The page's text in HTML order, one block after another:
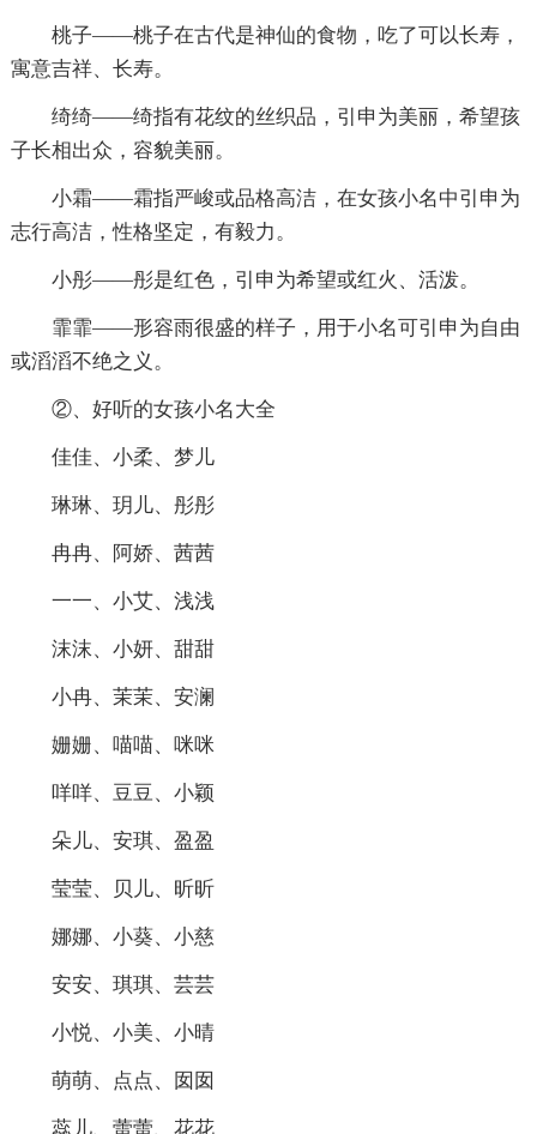
桃子——桃子在古代是神仙的食物，吃了可以长寿，
寓意吉祥、长寿。
绮绮——绮指有花纹的丝织品，引申为美丽，希望孩
子长相出众，容貌美丽。
小霜——霜指严峻或品格高洁，在女孩小名中引申为
志行高洁，性格坚定，有毅力。
小彤——彤是红色，引申为希望或红火、活泼。
霏霏——形容雨很盛的样子，用于小名可引申为自由
或滔滔不绝之义。
②、好听的女孩小名大全
佳佳、小柔、梦儿
琳琳、玥儿、彤彤
冉冉、阿娇、茜茜
一一、小艾、浅浅
沫沫、小妍、甜甜
小冉、茉茉、安澜
姗姗、喵喵、咪咪
咩咩、豆豆、小颖
朵儿、安琪、盈盈
莹莹、贝儿、昕昕
娜娜、小葵、小慈
安安、琪琪、芸芸
小悦、小美、小晴
萌萌、点点、囡囡
蕊儿、蕾蕾、花花